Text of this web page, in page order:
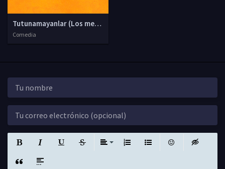
Tutunamayanlar (Los mercenarios)
Comedia